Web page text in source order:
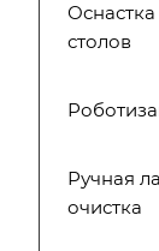
столов
Ручная
очистка